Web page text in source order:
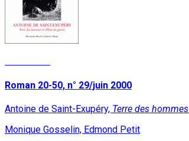
Roman 20-50, n° 29/juin 2000
Antoine de Saint-Exupéry, Terre des hommes
Monique Gosselin, Edmond Petit